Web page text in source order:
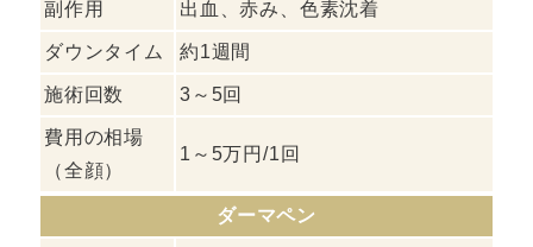
副作用 出血、赤み、色素沈着
ダウンタイム 約1週間
施術回数 3～5回
費用の相場
（全顔）
1～5万円/1回
ダーマペン